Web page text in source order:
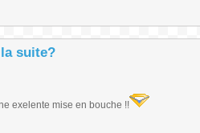
suite?
exelente mise en bouche !!